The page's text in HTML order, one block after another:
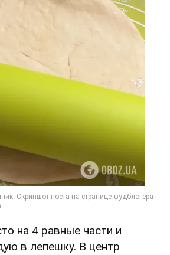
на 4 равные части и
в лепешку. В центр